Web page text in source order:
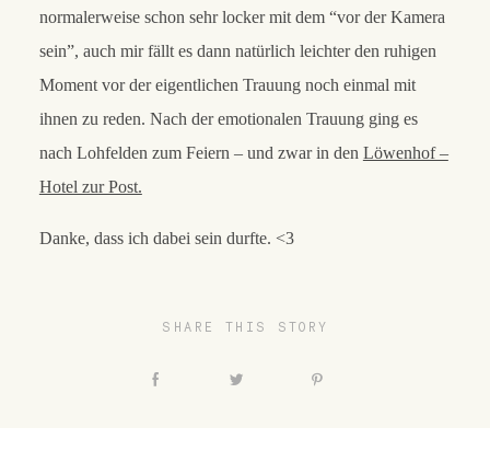
normalerweise schon sehr locker mit dem “vor der Kamera
sein”, auch mir fällt es dann natürlich leichter den ruhigen
Moment vor der eigentlichen Trauung noch einmal mit
ihnen zu reden. Nach der emotionalen Trauung ging es
nach Lohfelden zum Feiern – und zwar in den Löwenhof –
Hotel zur Post.
Danke, dass ich dabei sein durfte. <3
SHARE THIS STORY